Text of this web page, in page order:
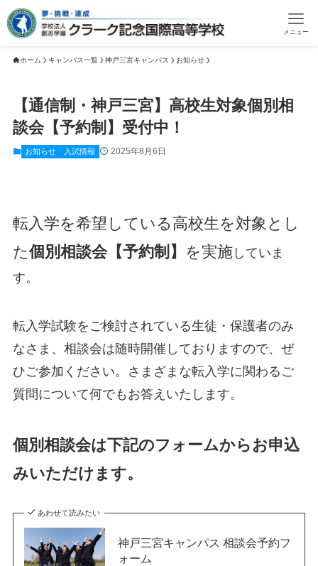
メニュー
ホーム キャンパス一覧 神戸三宮キャンパス お知らせ
【通信制・神戸三宮】高校生対象個別相
談会【予約制】受付中！
お知らせ 入試情報 2025年8月6日
転入学を希望している高校生を対象とし
た個別相談会【予約制】 を実施していま
す。
転入学試験をご検討されている生徒・保護者のみ
なさま、相談会は随時開催しておりますので、ぜ
ひご参加ください。さまざまな転入学に関わるご
質問について何でもお答えいたします。
個別相談会は下記のフォームからお申込
みいただけます。
あわせて読みたい
神戸三宮キャンパス 相談会予約フ
ォーム